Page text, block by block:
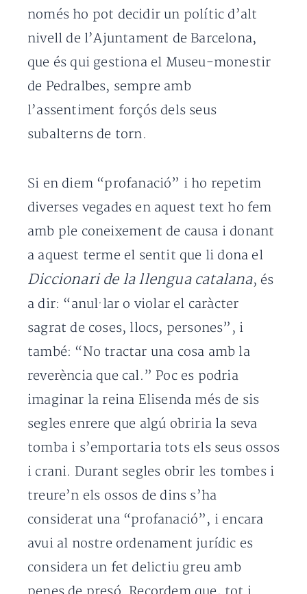
només ho pot decidir un polític d’alt
nivell de l’Ajuntament de Barcelona,
que és qui gestiona el Museu-monestir
de Pedralbes, sempre amb
l’assentiment forçós dels seus
subalterns de torn.
Si en diem “profanació” i ho repetim
diverses vegades en aquest text ho fem
amb ple coneixement de causa i donant
a aquest terme el sentit que li dona el
Diccionari de la llengua catalana, és
a dir: “anul·lar o violar el caràcter
sagrat de coses, llocs, persones”, i
també: “No tractar una cosa amb la
reverència que cal.” Poc es podria
imaginar la reina Elisenda més de sis
segles enrere que algú obriria la seva
tomba i s’emportaria tots els seus ossos
i crani. Durant segles obrir les tombes i
treure’n els ossos de dins s’ha
considerat una “profanació”, i encara
avui al nostre ordenament jurídic es
considera un fet delictiu greu amb